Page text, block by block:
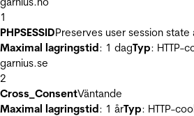
1
PHPSESSIDPreserves user session
Maximal lagringstid: 1 dagTyp: HTTP-
garnius.se
2
Cross_ConsentVäntande
Maximal lagringstid: 1 årTyp: HTTP-